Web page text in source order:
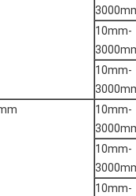
10mm-
10mm-
10mm-
10mm-
10mm-